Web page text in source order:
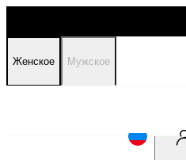
Женское Мужское